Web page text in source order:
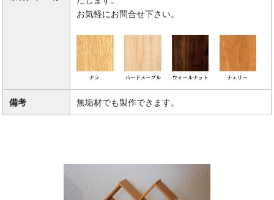
お気軽にお問合せ下さい。
備考 無垢材でも製作できます。